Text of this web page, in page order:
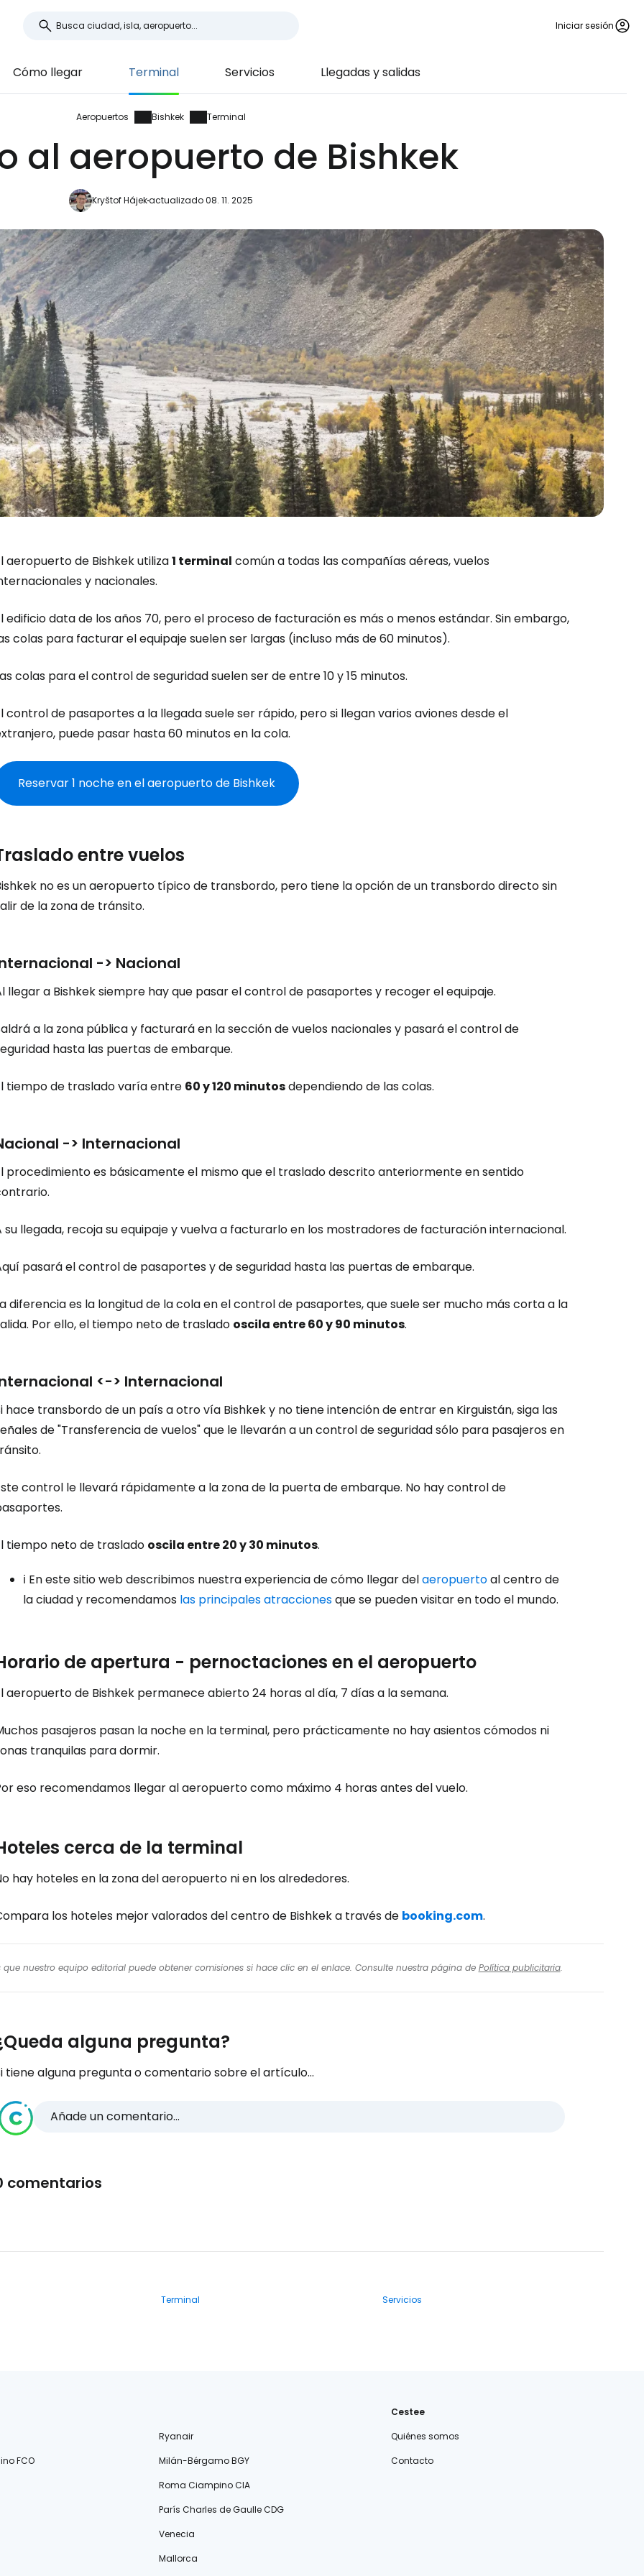
Iniciar sesión
Cómo llegar Terminal Servicios Llegadas y salidas
Aeropuertos Bishkek Terminal
al aeropuerto de Bishkek
Kryštof Hájekactualizado 08. 11. 2025
aeropuerto de Bishkek utiliza1 terminal común a todas las compañías aéreas, vuelos
y nacionales.
edificio data de los años 70, pero el proceso de facturación es más o menos estándar. Sin embargo,
colas para facturar el equipaje suelen ser largas (incluso más de 60 minutos).
colas para el control de seguridad suelen ser de entre 10 y 15 minutos.
control de pasaportes a la llegada suele ser rápido, pero si llegan varios aviones desde el
puede pasar hasta 60 minutos en la cola.
Reservar 1 noche en el aeropuerto de Bishkek
entre vuelos
no es un aeropuerto típico de transbordo, pero tiene la opción de un transbordo directo sin
de la zona de tránsito.
-> Nacional
llegar a Bishkek siempre hay que pasar el control de pasaportes y recoger el equipaje.
a la zona pública y facturará en la sección de vuelos nacionales y pasará el control de
hasta las puertas de embarque.
tiempo de traslado varía entre 60 y 120 minutosdependiendo de las colas.
-> Internacional
procedimiento es básicamente el mismo que el traslado descrito anteriormente en sentido
su llegada, recoja su equipaje y vuelva a facturarlo en los mostradores de facturación internacional.
pasará el control de pasaportes y de seguridad hasta las puertas de embarque.
diferencia es la longitud de la cola en el control de pasaportes, que suele ser mucho más corta a la
Por ello, el tiempo neto de traslado oscila entre 60 y 90 minutos.
<-> Internacional
hace transbordo de un país a otro vía Bishkek y no tiene intención de entrar en Kirguistán, siga las
de "Transferencia de vuelos" que le llevarán a un control de seguridad sólo para pasajeros en
control le llevará rápidamente a la zona de la puerta de embarque. No hay control de
tiempo neto de traslado oscila entre 20 y 30 minutos.
ℹ️ En este sitio web describimos nuestra experiencia de cómo llegar delaeropuertoal centro de
la ciudad y recomendamos las principales atraccionesque se pueden visitar en todo el mundo.
de apertura - pernoctaciones en el aeropuerto
aeropuerto de Bishkek permanece abierto 24 horas al día, 7 días a la semana.
pasajeros pasan la noche en la terminal, pero prácticamente no hay asientos cómodos ni
tranquilas para dormir.
eso recomendamos llegar al aeropuerto como máximo 4 horas antes del vuelo.
cerca de la terminal
hay hoteles en la zona del aeropuerto ni en los alrededores.
los hoteles mejor valorados del centro de Bishkek a través de booking.com.
nuestro equipo editorial puede obtener comisiones si hace clic en el enlace. Consulte nuestra página de Política publicitaria.
alguna pregunta?
tiene alguna pregunta o comentario sobre el artículo...
Añade un comentario...
comentarios
Terminal
Servicios
Ryanair
FCO
Milán-Bérgamo BGY
Roma Ciampino CIA
París Charles de Gaulle CDG
Venecia
Mallorca
Cestee
Quiénes somos
Contacto
Iniciar sesión en Cestee
Continuar con Google
Continuar con Facebook